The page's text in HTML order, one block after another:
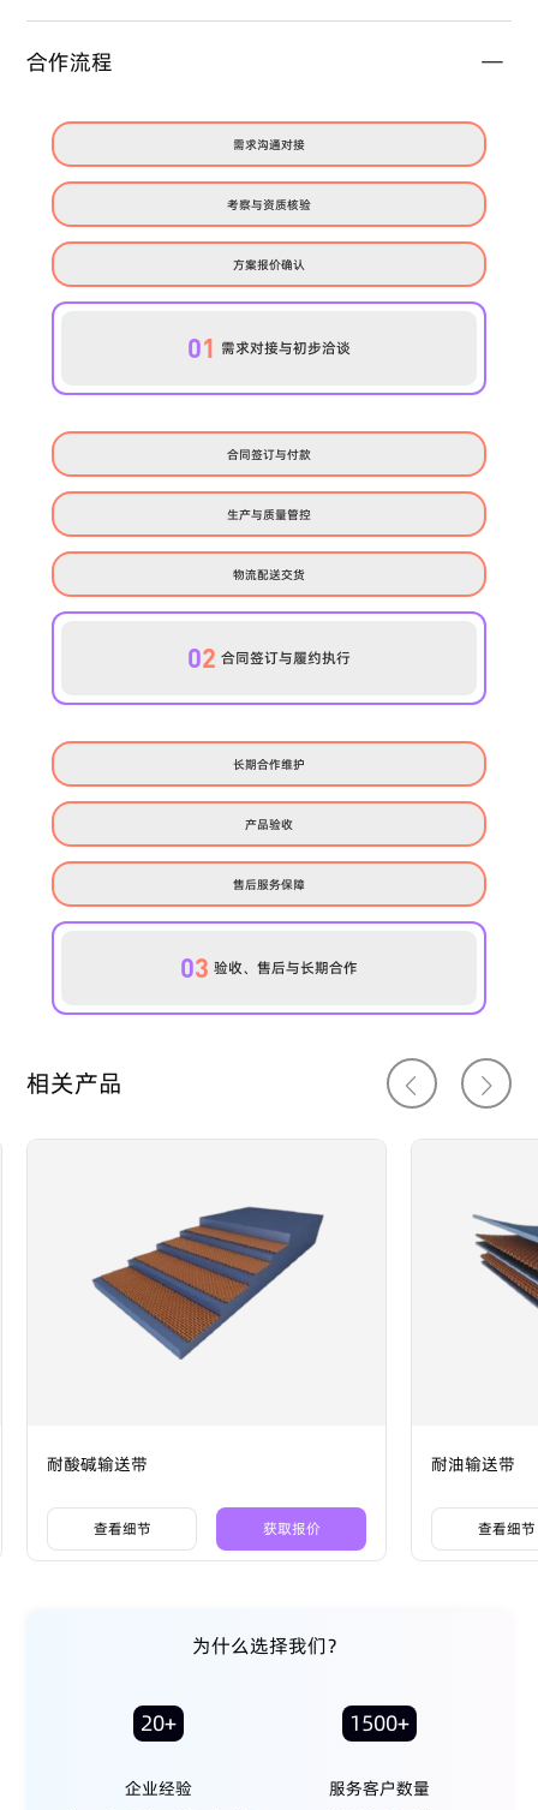
合作流程
需求沟通对接
考察与资质核验
方案报价确认
01 需求对接与初步洽谈
合同签订与付款
生产与质量管控
物流配送交货
02 合同签订与履约执行
长期合作维护
产品验收
售后服务保障
03 验收、售后与长期合作
相关产品
耐酸碱输送带
查看细节 获取报价
耐油输送带
查看细节
为什么选择我们？
20+
企业经验
1500+
服务客户数量